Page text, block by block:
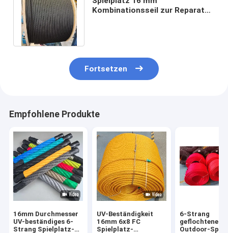
Kombinationsseil zur Reparatur
Fortsetzen
Empfohlene Produkte
16mm Durchmesser
UV-beständiges 6-
Strang Spielplatz-
UV-Beständigkeit
16mm 6x8 FC
Spielplatz-
6-Strang
geflochtenes
Outdoor-